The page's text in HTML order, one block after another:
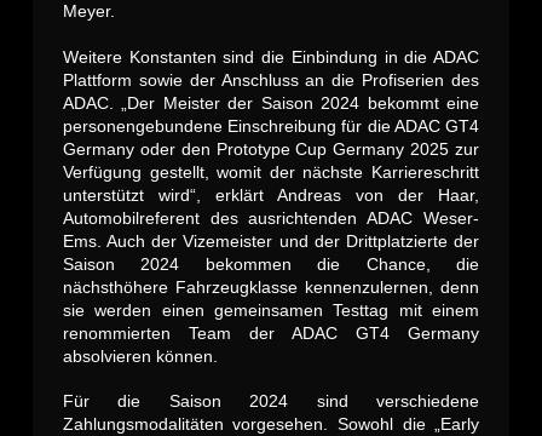
Meyer.
Weitere Konstanten sind die Einbindung in die ADAC
Plattform sowie der Anschluss an die Profiserien des
ADAC. „Der Meister der Saison 2024 bekommt eine
personengebundene Einschreibung für die ADAC GT4
Germany oder den Prototype Cup Germany 2025 zur
Verfügung gestellt, womit der nächste Karriereschritt
unterstützt wird“, erklärt Andreas von der Haar,
Automobilreferent des ausrichtenden ADAC Weser-
Ems. Auch der Vizemeister und der Drittplatzierte der
Saison 2024 bekommen die Chance, die
nächsthöhere Fahrzeugklasse kennenzulernen, denn
sie werden einen gemeinsamen Testtag mit einem
renommierten Team der ADAC GT4 Germany
absolvieren können.
Für die Saison 2024 sind verschiedene
Zahlungsmodalitäten vorgesehen. Sowohl die „Early